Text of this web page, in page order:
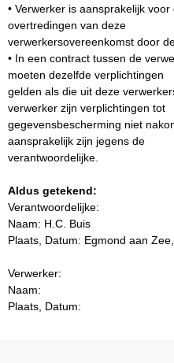
• Verwerker is aansprakelijk
overtredingen van deze
verwerkersovereenkomst door
• In een contract tussen de
moeten dezelfde verplichtingen
gelden als die uit deze
verwerker zijn verplichtingen tot
gegevensbescherming niet
aansprakelijk zijn jegens de
verantwoordelijke.
Aldus getekend:
Verantwoordelijke:
Naam: H.C. Buis
Plaats, Datum: Egmond aan
Verwerker:
Naam:
Plaats, Datum: